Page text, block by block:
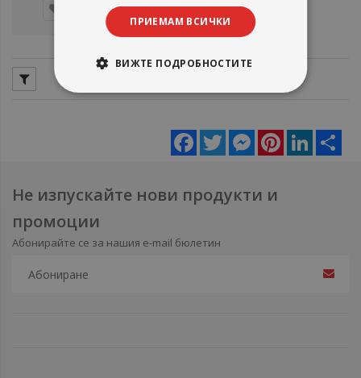
Добави
Facebook
Twitter MessengerPinterestLinkedIn
Не изпускайте нови продукти и
промоции
Абонирайте се за нашия e-mail бюлетин
ПРИЕМАМ ВСИЧКИ
ВИЖТЕ ПОДРОБНОСТИТЕ